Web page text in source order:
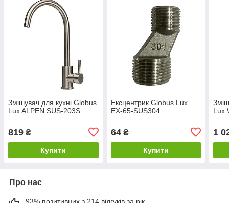
Змішувач для кухні Globus
Lux ALPEN SUS-203S
819 ₴
Купити
Ексцентрик Globus Lux
EX-65-SUS304
64₴
Купити
Lux
1
Про нас
93% позитивних з 214 відгуків за рік